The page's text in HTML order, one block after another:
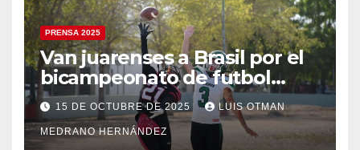
PRENSA 2025
Van juarenses a Brasil por el
bicampeonato de futbol
americano
15 DE OCTUBRE DE 2025 LUIS OTMAN
MEDRANO HERNÁNDEZ